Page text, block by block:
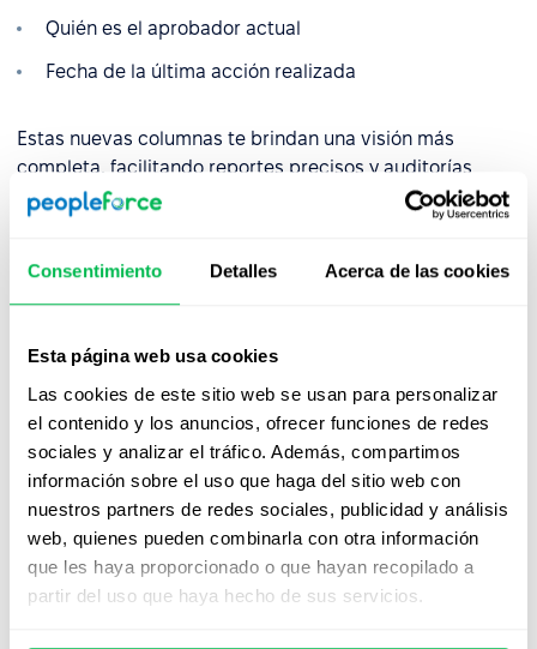
Consentimiento Detalles Acerca de las cookies
Esta página web usa cookies
Las cookies de este sitio web se usan para personalizar
el contenido y los anuncios, ofrecer funciones de redes
sociales y analizar el tráfico. Además, compartimos
información sobre el uso que haga del sitio web con
nuestros partners de redes sociales, publicidad y análisis
web, quienes pueden combinarla con otra información
que les haya proporcionado o que hayan recopilado a
partir del uso que haya hecho de sus servicios.
Quién es el aprobador actual
Fecha de la última acción realizada
Estas nuevas columnas te brindan una visión más
completa, facilitando reportes precisos y auditorías
sencillas. ¡Optimiza tu gestión con datos claros y al
🎤Notas por voz: menos teclado, más agilidad
¿No tienes tiempo de escribir? Usa el reconocimiento de
voz para completar notas o comentarios al solicitar una
ausencia.